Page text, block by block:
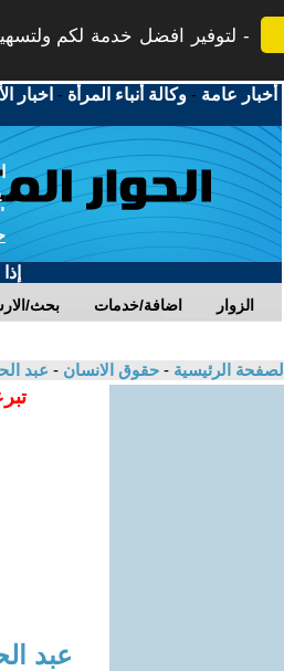
لتوفير افضل خدمة لكم
أخبار عامة -وكالة أنباء المرأة - اخبار
بحث/ اضافة/خدمات الزوار
الصفحة الرئيسية - حقوق الانسان - عبد
عبد